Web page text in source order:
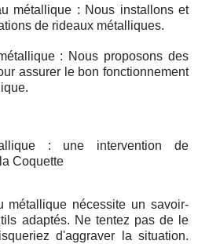
métallique : Nous installons et
de rideaux métalliques.
: Nous proposons des
assurer le bon fonctionnement
: une intervention de
Coquette
métallique nécessite un savoir-
adaptés. Ne tentez pas de le
d'aggraver la situation.